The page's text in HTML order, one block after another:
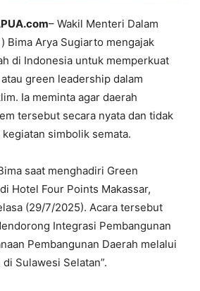
– Wakil Menteri Dalam
Bima Arya Sugiarto mengajak
di Indonesia untuk memperkuat
green leadership dalam
Ia meminta agar daerah
tersebut secara nyata dan tidak
simbolik semata.
saat menghadiri Green
Hotel Four Points Makassar,
(29/7/2025). Acara tersebut
Integrasi Pembangunan
Pembangunan Daerah melalui
Sulawesi Selatan”.